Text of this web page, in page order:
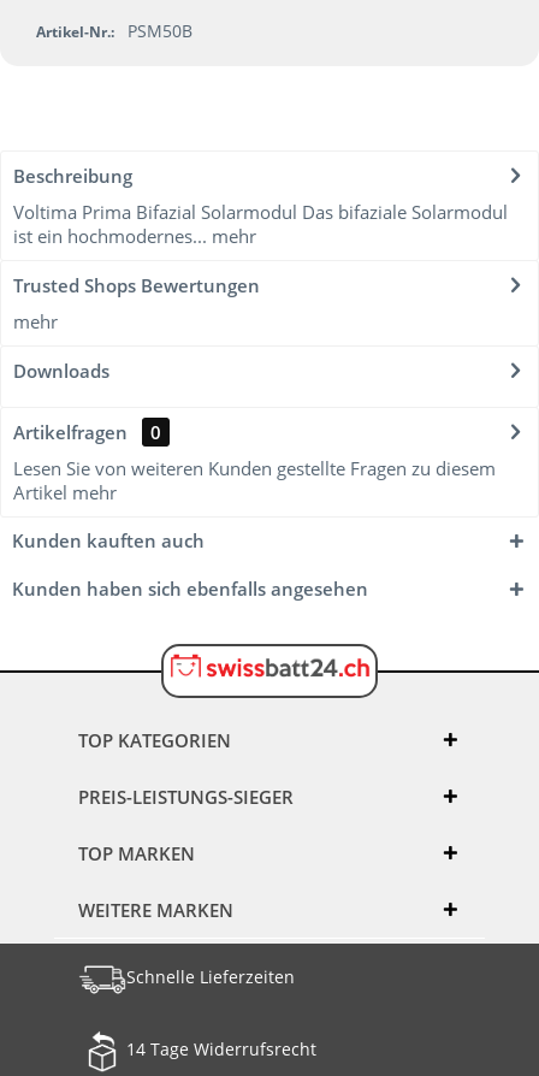
Artikel-Nr.: PSM50B
Beschreibung
Voltima Prima Bifazial Solarmodul Das bifaziale Solarmodul
ist ein hochmodernes... mehr
Trusted Shops Bewertungen
mehr
Downloads
Artikelfragen
0
Lesen Sie von weiteren Kunden gestellte Fragen zu diesem
Artikel mehr
Kunden kauften auch
Kunden haben sich ebenfalls angesehen
TOP KATEGORIEN
PREIS-LEISTUNGS-SIEGER
TOP MARKEN
WEITERE MARKEN
Schnelle Lieferzeiten
14 Tage Widerrufsrecht